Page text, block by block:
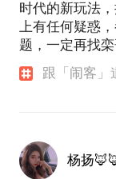
时代的新玩法
上有任何疑惑
题，一定再找栾
跟「闹客」
杨扬